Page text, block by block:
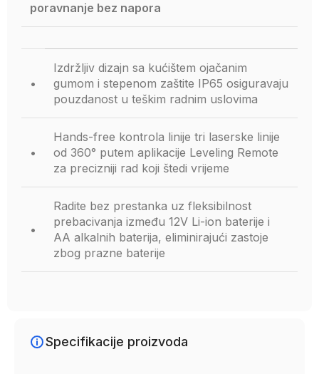
poravnanje bez napora
•
Izdržljiv dizajn sa kućištem ojačanim
gumom i stepenom zaštite IP65 osiguravaju
pouzdanost u teškim radnim uslovima
•
Hands-free kontrola linije tri laserske linije
od 360° putem aplikacije Leveling Remote
za precizniji rad koji štedi vrijeme
•
Radite bez prestanka uz fleksibilnost
prebacivanja između 12V Li-ion baterije i
AA alkalnih baterija, eliminirajući zastoje
zbog prazne baterije
Specifikacije proizvoda